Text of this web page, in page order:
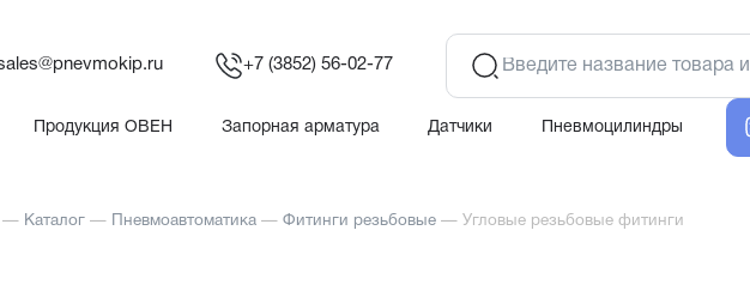
+7 (3852) 56-02-77
Продукция ОВЕН Запорная арматура Датчики Пневмоцилиндры
— Каталог — Пневмоавтоматика — Фитинги резьбовые — Угловые резьбовые фитинги